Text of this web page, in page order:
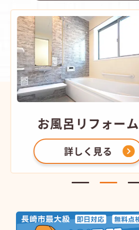
お風呂 リフォーム
詳しく見る